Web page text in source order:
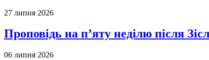
27 липня 2026
Проповідь на п’яту неділю після
06 липня 2026